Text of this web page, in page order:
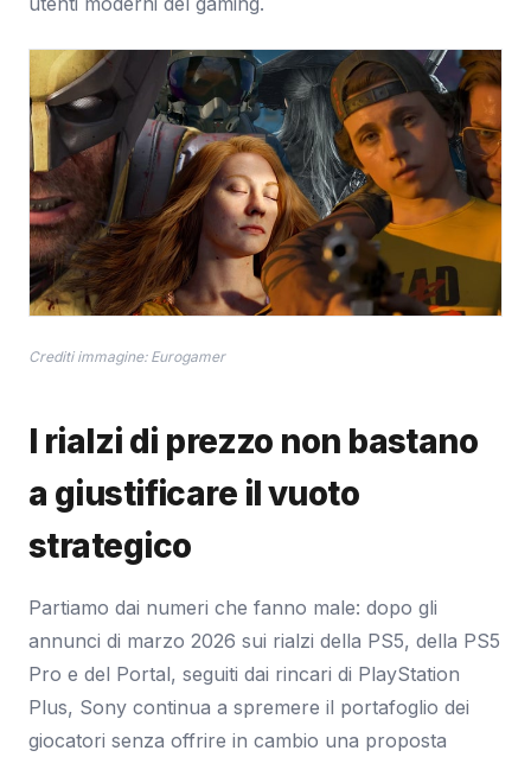
Crediti immagine: Eurogamer
I rialzi di prezzo non bastano
a giustificare il vuoto
strategico
Partiamo dai numeri che fanno male: dopo gli
annunci di marzo 2026 sui rialzi della PS5, della PS5
Pro e del Portal, seguiti dai rincari di PlayStation
Plus, Sony continua a spremere il portafoglio dei
giocatori senza offrire in cambio una proposta